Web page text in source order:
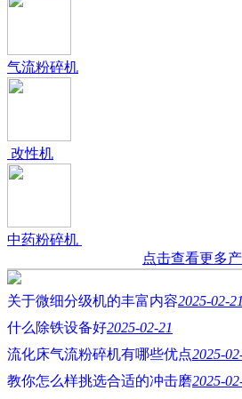
气流粉碎机
改性机
中药粉碎机
点击查看更多
关于微细分级机的丰富内容2025-02-21
什么除铁设备好2025-02-21
流化床气流粉碎机有哪些优点2025-
教你怎么样挑选合适的冲击磨2025-